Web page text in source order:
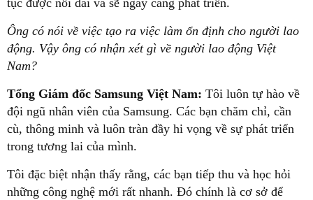
tục được nối dài và sẽ ngày càng phát triển.
Ông có nói về việc tạo ra việc làm ổn định cho người lao
động. Vậy ông có nhận xét gì về người lao động Việt
Nam?
Tổng Giám đốc Samsung Việt Nam: Tôi luôn tự hào về
đội ngũ nhân viên của Samsung. Các bạn chăm chỉ, cần
cù, thông minh và luôn tràn đầy hi vọng về sự phát triển
trong tương lai của mình.
Tôi đặc biệt nhận thấy rằng, các bạn tiếp thu và học hỏi
những công nghệ mới rất nhanh. Đó chính là cơ sở để